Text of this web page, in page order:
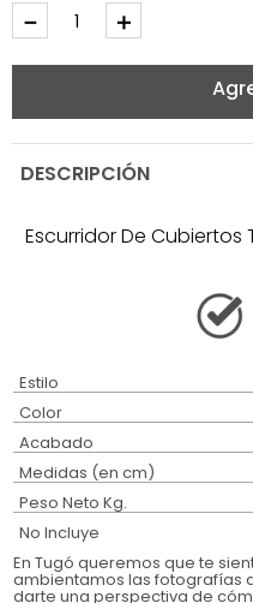
＋
－
DESCRIPCIÓN
Escurridor De Cubiertos
Estilo
Color
Acabado
Medidas (en cm)
Peso Neto Kg.
No Incluye
En Tugó queremos que te
ambientamos las fotografías
darte una perspectiva de